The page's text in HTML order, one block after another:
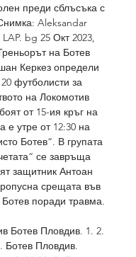
преди сблъсъка с
Aleksandar
bg 25 Окт 2023,
на Ботев
Керкез определи
20 футболисти за
на Локомотив
от 15-ия кръг на
е утре от 12:30 на
Ботев“. В групата
се завръща
защитник Антоан
срещата във
поради травма.
Ботев Пловдив. 1. 2.
Ботев Пловдив.